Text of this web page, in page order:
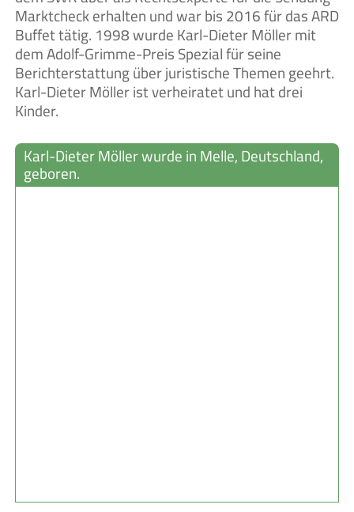
Marktcheck erhalten und war bis 2016 für das ARD
Buffet tätig. 1998 wurde Karl-Dieter Möller mit
dem Adolf-Grimme-Preis Spezial für seine
Berichterstattung über juristische Themen geehrt.
Karl-Dieter Möller ist verheiratet und hat drei
Kinder.
Karl-Dieter Möller wurde in Melle, Deutschland,
geboren.